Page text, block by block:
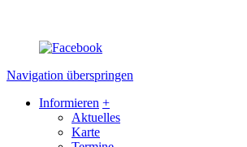
Navigation überspringen
Informieren +
Aktuelles
Karte